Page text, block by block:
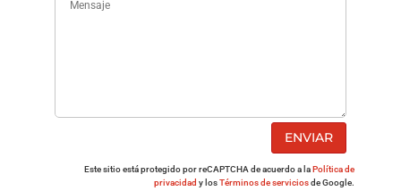
ENVIAR
Este sitio está protegido por reCAPTCHA de acuerdo a laPolítica de
privacidad y losTérminos de serviciosde Google.